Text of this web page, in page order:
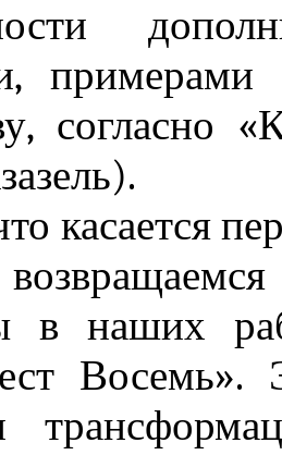
согласно
касается
в наших
Восемь».